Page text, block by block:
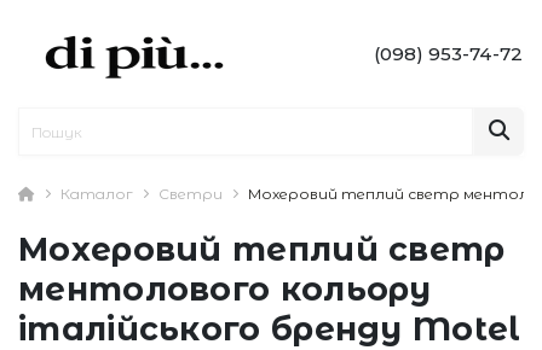
(098) 953-74-72
Каталог Светри Мохеровий теплий светр
Мохеровий теплий светр
ментолового кольору
італійського бренду Motel